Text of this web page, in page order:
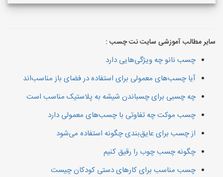
سایر مطالب آموزشی سایت نت چسب :
چسب‌ نانو چه ویژگی‌هایی دارد
آیا چسب‌های معمولی برای استفاده در فضای باز مناسب‌اند
چه چسبی برای چسباندن شیشه به پلاستیک مناسب است
چسب موکت چه تفاوتی با چسب‌های معمولی دارد
از چسب برای عایق‌بندی چگونه استفاده می‌شود
چگونه چسب چوب را رقیق کنیم
چسب مناسب برای کارهای دستی کودکان چیست